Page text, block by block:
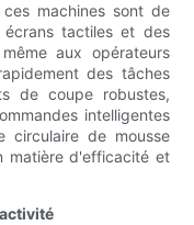
machines sont de
tactiles et des
aux opérateurs
des tâches
de coupe robustes,
intelligentes
circulaire de mousse
matière d'efficacité et